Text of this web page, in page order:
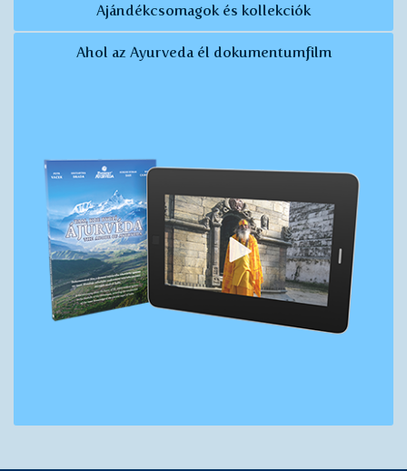
Ajándékcsomagok és kollekciók
Ahol az Ayurveda él dokumentumfilm